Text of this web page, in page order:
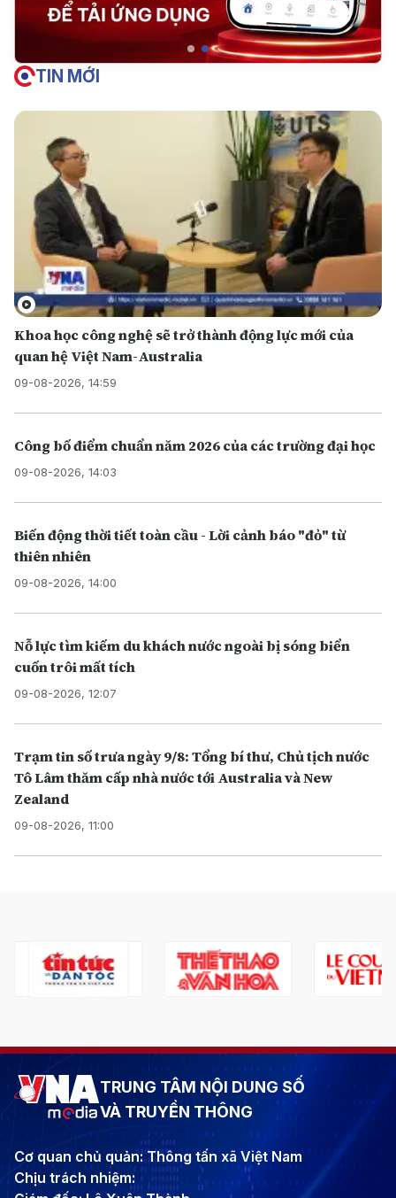
TIN MỚI
Khoa học công nghệ sẽ trở thành động lực mới của
quan hệ Việt Nam-Australia
09-08-2026, 14:59
Công bố điểm chuẩn năm 2026 của các trường đại học
09-08-2026, 14:03
Biến động thời tiết toàn cầu - Lời cảnh báo "đỏ" từ
thiên nhiên
09-08-2026, 14:00
Nỗ lực tìm kiếm du khách nước ngoài bị sóng biển
cuốn trôi mất tích
09-08-2026, 12:07
Trạm tin số trưa ngày 9/8: Tổng bí thư, Chủ tịch nước
Tô Lâm thăm cấp nhà nước tới Australia và New
Zealand
09-08-2026, 11:00
TRUNG TÂM NỘI DUNG SỐ
VÀ TRUYỀN THÔNG
Cơ quan chủ quản: Thông tấn xã Việt Nam
Chịu trách nhiệm: